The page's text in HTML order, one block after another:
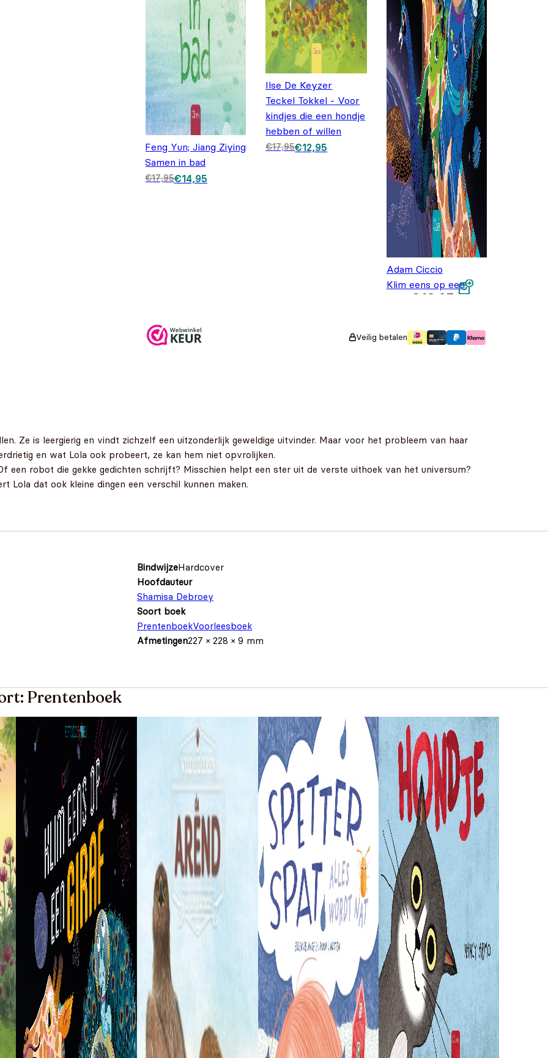
Feng Yun; Jiang Ziying
Samen in bad
€17,95
Oorspronkelijke prijs was: €17,95.
€14,95
Huidige prijs is: €14,95.
Ilse De Keyzer
Teckel Tokkel - Voor
kindjes die een hondje
hebben of willen
€17,95
Oorspronkelijke prijs was:
€12,95
Huidige prijs is: €12,95.
Adam Ciccio
Klim eens op een
€ 18,95
Veilig betalen
Ze is leergierig en vindt zichzelf een uitzonderlijk geweldige uitvinder. Maar voor het probleem van haar
en wat Lola ook probeert, ze kan hem niet opvrolijken.
een robot die gekke gedichten schrijft? Misschien helpt een ster uit de verste uithoek van het universum?
Lola dat ook kleine dingen een verschil kunnen maken.
BindwijzeHardcover
Hoofdauteur
Shamisa Debroey
Soort boek
PrentenboekVoorleesboek
Afmetingen227 × 228 × 9 mm
Prentenboek